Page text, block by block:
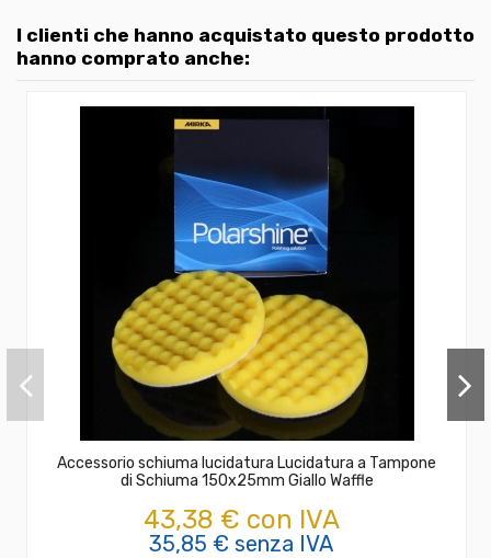
I clienti che hanno acquistato questo prodotto
hanno comprato anche:
Accessorio schiuma lucidatura Lucidatura a Tampone
di Schiuma 150x25mm Giallo Waffle
43,38 € con IVA
35,85 € senza IVA